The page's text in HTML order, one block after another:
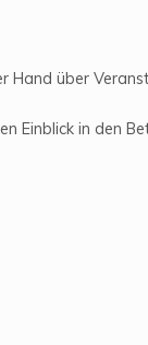
über
Einblick in den